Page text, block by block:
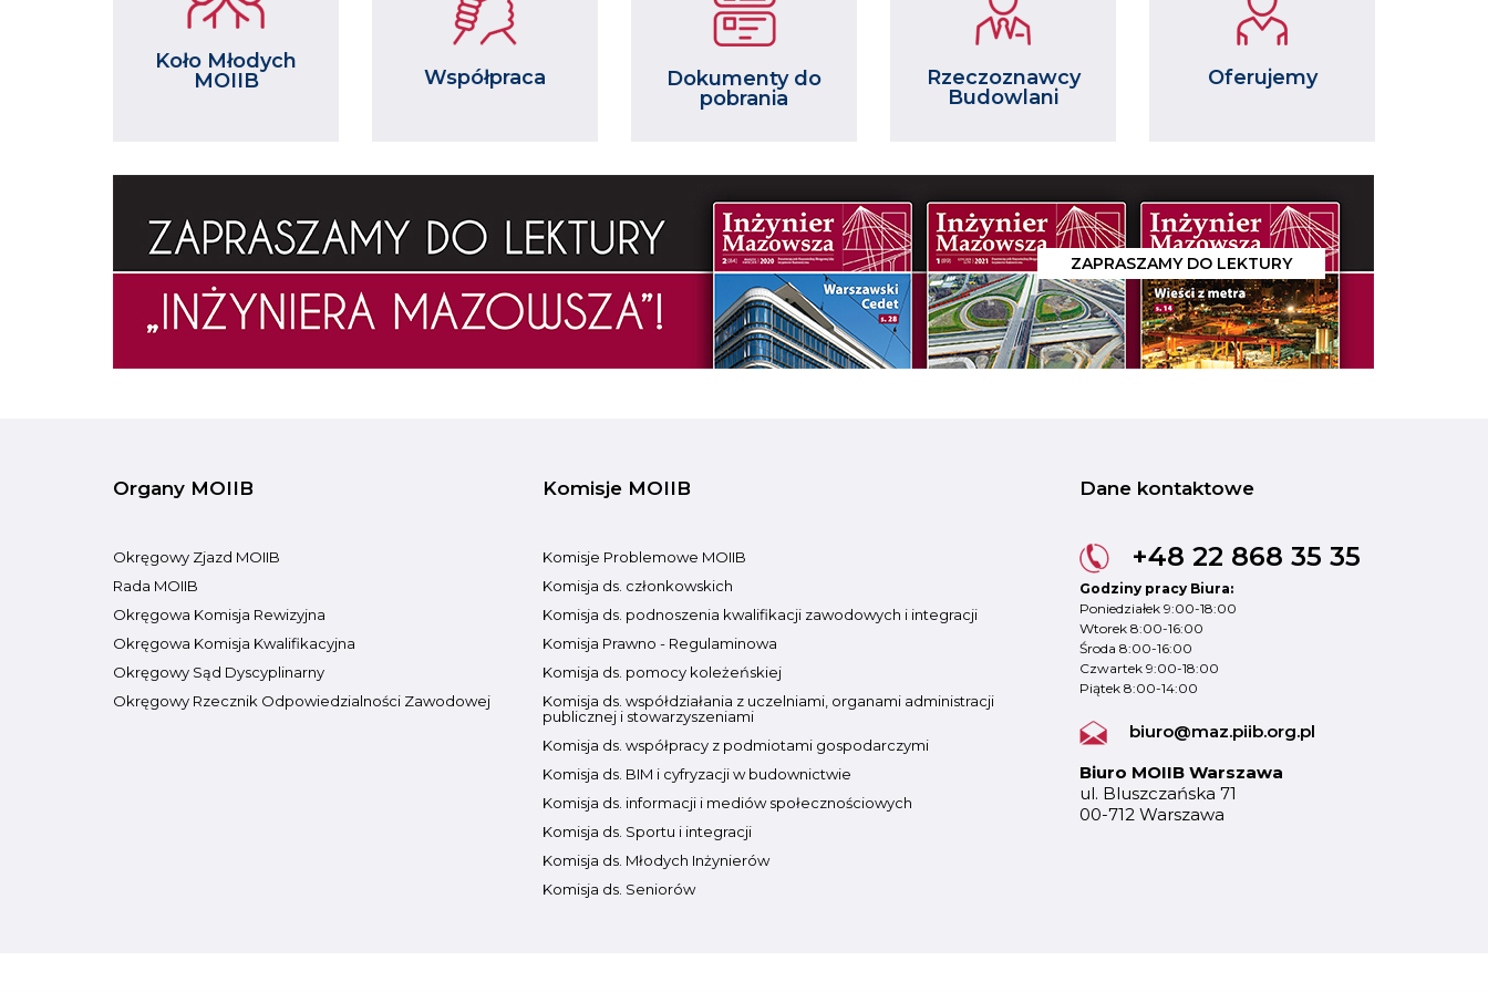
Koło Młodych
MOIIB
Współpraca
Dokumenty do
pobrania
Rzeczoznawcy
Budowlani
Oferujemy
ZAPRASZAMY DO LEKTURY
Organy MOIIB
Okręgowy Zjazd MOIIB
Rada MOIIB
Okręgowa Komisja Rewizyjna
Okręgowa Komisja Kwalifikacyjna
Okręgowy Sąd Dyscyplinarny
Okręgowy Rzecznik Odpowiedzialności Zawodowej
Komisje MOIIB
Komisje Problemowe MOIIB
Komisja ds. członkowskich
Komisja ds. podnoszenia kwalifikacji zawodowych i integracji
Komisja Prawno - Regulaminowa
Komisja ds. pomocy koleżeńskiej
Komisja ds. współdziałania z uczelniami, organami administracji
publicznej i stowarzyszeniami
Komisja ds. współpracy z podmiotami gospodarczymi
Komisja ds. BIM i cyfryzacji w budownictwie
Komisja ds. informacji i mediów społecznościowych
Komisja ds. Sportu i integracji
Komisja ds. Młodych Inżynierów
Komisja ds. Seniorów
Dane kontaktowe
+48 22 868 35 35
Godziny pracy Biura:
Poniedziałek 9:00-18:00
Wtorek 8:00-16:00
Środa 8:00-16:00
Czwartek 9:00-18:00
Piątek 8:00-14:00
biuro@maz.piib.org.pl
Biuro MOIIB Warszawa
ul. Bluszczańska 71
00-712 Warszawa